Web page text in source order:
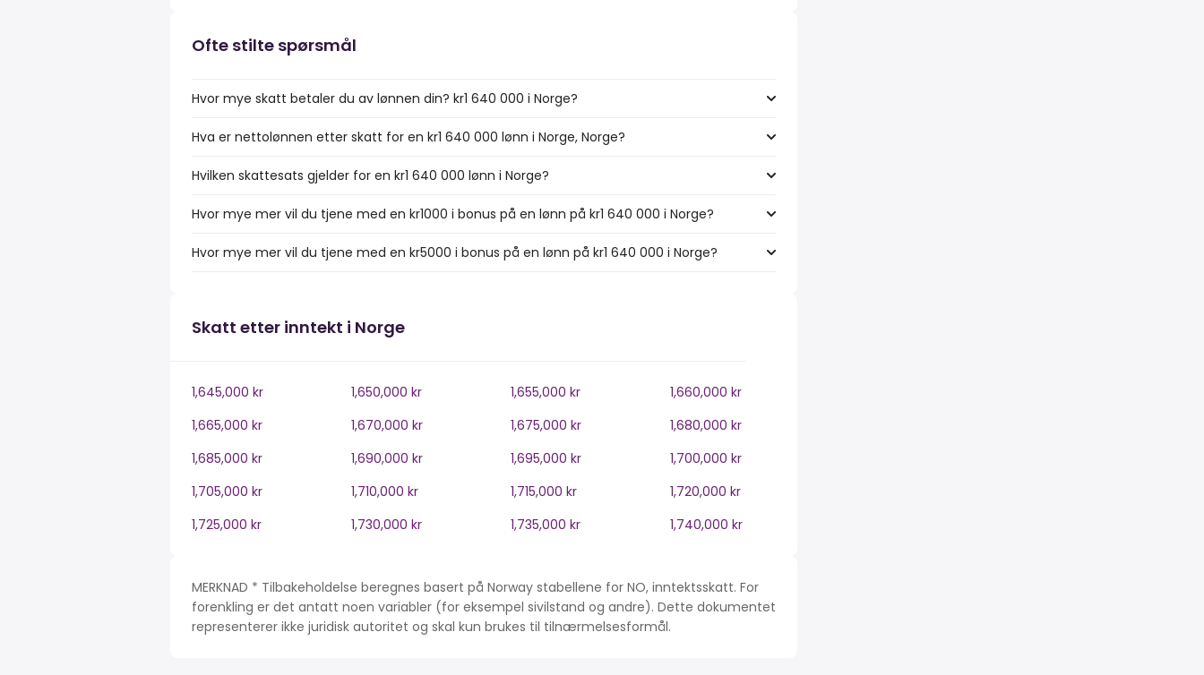
Ofte stilte spørsmål
Hvor mye skatt betaler du av lønnen din? kr1 640 000 i Norge?
Hva er nettolønnen etter skatt for en kr1 640 000 lønn i Norge, Norge?
Hvilken skattesats gjelder for en kr1 640 000 lønn i Norge?
Hvor mye mer vil du tjene med en kr1000 i bonus på en lønn på kr1 640 000 i Norge?
Hvor mye mer vil du tjene med en kr5000 i bonus på en lønn på kr1 640 000 i Norge?
Skatt etter inntekt i Norge
1,645,000 kr 1,650,000 kr 1,655,000 kr
1,660,000 kr
1,665,000 kr
1,670,000 kr 1,675,000 kr
1,680,000 kr
1,685,000 kr
1,690,000 kr 1,695,000 kr
1,700,000 kr
1,705,000 kr
1,710,000 kr 1,715,000 kr
1,720,000 kr
1,725,000 kr
1,730,000 kr 1,735,000 kr 1,740,000 kr
MERKNAD * Tilbakeholdelse beregnes basert på Norway stabellene for NO, inntektsskatt. For
forenkling er det antatt noen variabler (for eksempel sivilstand og andre). Dette dokumentet
representerer ikke juridisk autoritet og skal kun brukes til tilnærmelsesformål.